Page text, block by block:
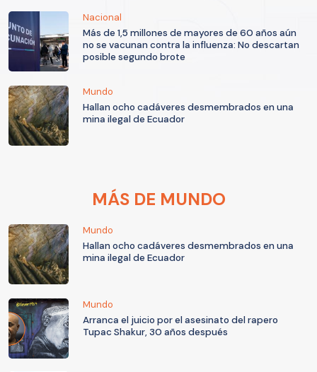
Nacional
Más de 1,5 millones de mayores de 60 años aún
no se vacunan contra la influenza: No descartan
posible segundo brote
Mundo
Hallan ocho cadáveres desmembrados en una
mina ilegal de Ecuador
MÁS DE MUNDO
Mundo
Hallan ocho cadáveres desmembrados en una
mina ilegal de Ecuador
Mundo
Arranca el juicio por el asesinato del rapero
Tupac Shakur, 30 años después